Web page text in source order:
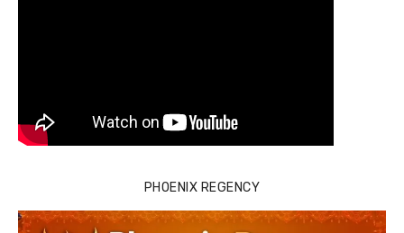
PHOENIX REGENCY